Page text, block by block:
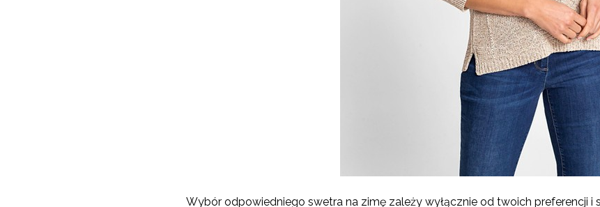
Wybór odpowiedniego swetra na zimę zależy wyłącznie od twoich preferencji i